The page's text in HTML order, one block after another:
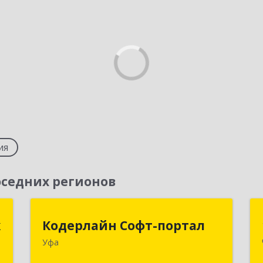
регионов
Кодерлайн Софт-портал
Уфа
Кодерлайн Софт-портал